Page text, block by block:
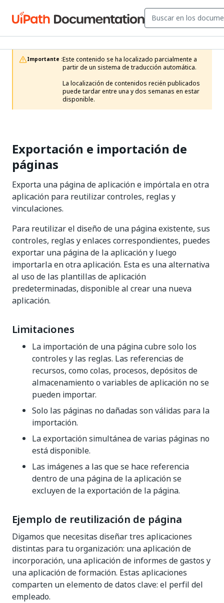
Importante :Este contenido se ha localizado parcialmente a
partir de un sistema de traducción automática.
La localización de contenidos recién publicados
puede tardar entre una y dos semanas en estar
disponible.
Exportación e importación de
páginas
Exporta una página de aplicación e impórtala en otra
aplicación para reutilizar controles, reglas y
vinculaciones.
Para reutilizar el diseño de una página existente, sus
controles, reglas y enlaces correspondientes, puedes
exportar una página de la aplicación y luego
importarla en otra aplicación. Esta es una alternativa
al uso de las plantillas de aplicación
predeterminadas, disponible al crear una nueva
aplicación.
Limitaciones
La importación de una página cubre solo los
controles y las reglas. Las referencias de
recursos, como colas, procesos, depósitos de
almacenamiento o variables de aplicación no se
pueden importar.
Solo las páginas no dañadas son válidas para la
importación.
La exportación simultánea de varias páginas no
está disponible.
Las imágenes a las que se hace referencia
dentro de una página de la aplicación se
excluyen de la exportación de la página.
Ejemplo de reutilización de página
Digamos que necesitas diseñar tres aplicaciones
distintas para tu organización: una aplicación de
incorporación, una aplicación de informes de gastos y
una aplicación de formación. Estas aplicaciones
comparten un elemento de datos clave: el perfil del
empleado.